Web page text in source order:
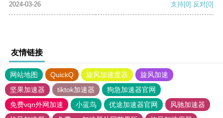
2024-03-26
支持[0] 反对[0]
友情链接
网站地图 QuickQ 旋风加速度器
旋风加速
坚果加速器
tiktok加速器
狗急加速器官网
免费vqn外网加速
小蓝鸟 优途加速器官网
风驰加速器